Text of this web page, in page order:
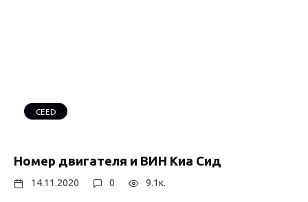
CEED
Номер двигателя и ВИН Киа Сид
14.11.2020 0 9.1к.